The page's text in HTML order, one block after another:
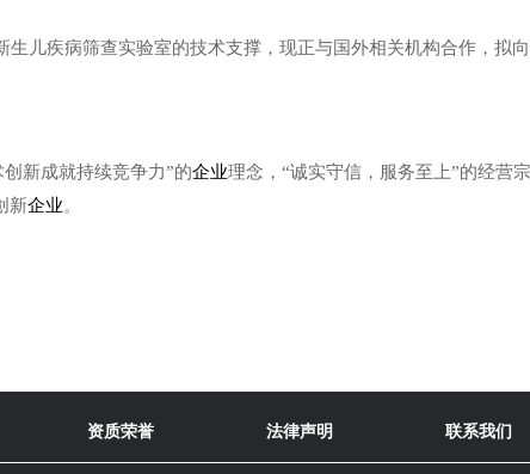
儿疾病筛查实验室的技术支撑，现正与国外相关机构合作，拟
新成就持续竞争力”的企业理念，“诚实守信，服务至上”的经营宗
新企业。
资质荣誉 法律声明 联系我们